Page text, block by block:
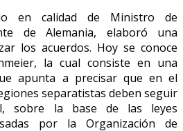
en calidad de Ministro de
de Alemania, elaboró una
los acuerdos. Hoy se conoce
la cual consiste en una
apunta a precisar que en el
separatistas deben seguir
sobre la base de las leyes
por la Organización de